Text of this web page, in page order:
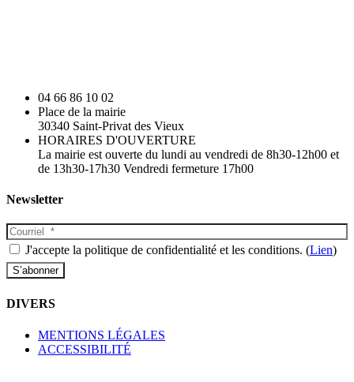
04 66 86 10 02
Place de la mairie
30340 Saint-Privat des Vieux
HORAIRES D'OUVERTURE
La mairie est ouverte du lundi au vendredi de 8h30-12h00 et
de 13h30-17h30 Vendredi fermeture 17h00
Newsletter
J'accepte la politique de confidentialité et les conditions. (Lien)
DIVERS
MENTIONS LÉGALES
ACCESSIBILITÉ